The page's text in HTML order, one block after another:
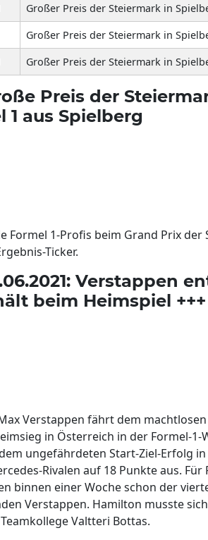
Großer Preis der Steiermark in
Großer Preis der Steiermark in
Großer Preis der Steiermark in
Preis der
1 aus Spielberg
Formel 1-Profis beim Grand Prix
Ticker.
Verstappen
beim Heimspiel +++
Verstappen fährt dem
in Österreich in der Formel-
ungefährdeten Start-Ziel-Erfolg
Rivalen auf 18 Punkte aus.
binnen einer Woche schon der
Verstappen. Hamilton musste
Valtteri Bottas.